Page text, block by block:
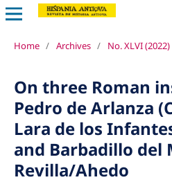
Home / Archives / No. XLVI (2022)
On three Roman
Pedro de Arlanza
Lara de los
and Barbadillo del
Revilla/Ahedo